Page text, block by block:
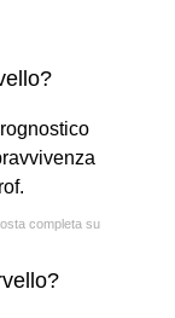
completa su